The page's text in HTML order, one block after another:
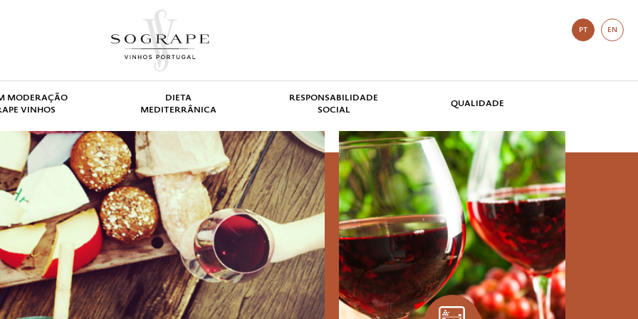
PT EN
MODERAÇÃO
VINHOS
DIETA
MEDITERRÂNICA
RESPONSABILIDADE
SOCIAL
QUALIDADE
é uma arte que requer
legais.